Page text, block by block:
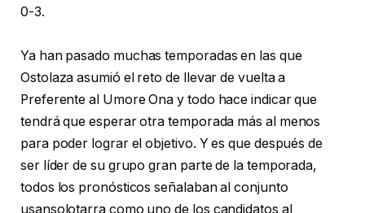
0-3.
Ya han pasado muchas temporadas en las que
Ostolaza asumió el reto de llevar de vuelta a
Preferente al Umore Ona y todo hace indicar que
tendrá que esperar otra temporada más al menos
para poder lograr el objetivo. Y es que después de
ser líder de su grupo gran parte de la temporada,
todos los pronósticos señalaban al conjunto
usansolotarra como uno de los candidatos al